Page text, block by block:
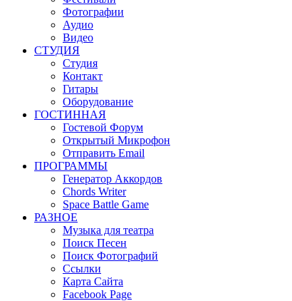
Фотографии
Аудио
Видео
СТУДИЯ
Студия
Контакт
Гитары
Оборудование
ГОСТИННАЯ
Гостевой Форум
Открытый Микрофон
Отправить Email
ПРОГРАММЫ
Генератор Аккордов
Chords Writer
Space Battle Game
РАЗНОЕ
Музыка для театра
Поиск Песен
Поиск Фотографий
Ссылки
Карта Сайта
Facebook Page